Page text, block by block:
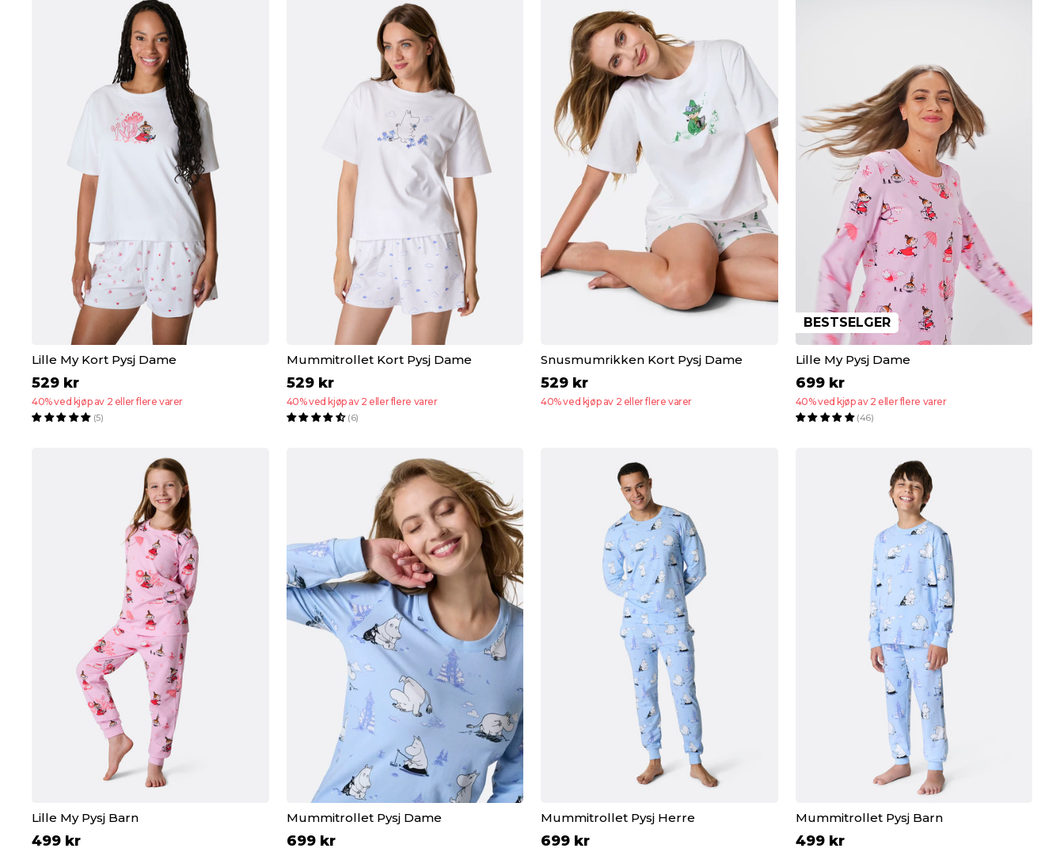
Lille My Kort Pysj Dame
529 kr
40% ved kjøp av 2 eller flere varer
(5)
Mummitrollet Kort Pysj Dame
529 kr
40% ved kjøp av 2 eller flere varer
(6)
Snusmumrikken Kort Pysj Dame
529 kr
40% ved kjøp av 2 eller flere varer
BESTSELGER
Lille My Pysj Dame
699 kr
40% ved kjøp av 2 eller flere varer
(46)
Lille My Pysj Barn
499 kr
Mummitrollet Pysj Dame
699 kr
Mummitrollet Pysj Herre
699 kr
Mummitrollet Pysj Barn
499 kr